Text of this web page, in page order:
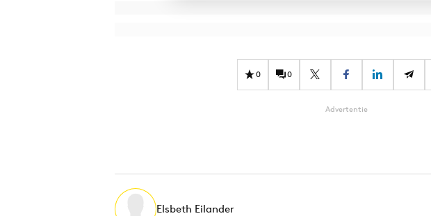
0 0
Advertentie
Elsbeth Eilander